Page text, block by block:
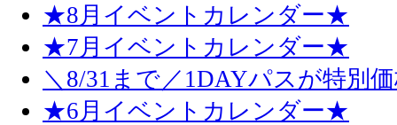
★8月イベントカレンダー★
★7月イベントカレンダー★
＼8/31まで／1DAYパスが特別
★6月イベントカレンダー★